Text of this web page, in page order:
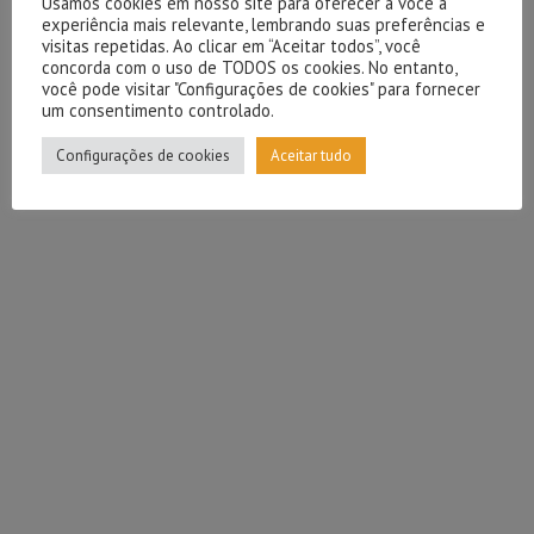
experiência mais relevante, lembrando suas preferências e
visitas repetidas. Ao clicar em “Aceitar todos”, você
concorda com o uso de TODOS os cookies. No entanto,
você pode visitar "Configurações de cookies" para fornecer
um consentimento controlado.
Configurações de cookies Aceitar tudo